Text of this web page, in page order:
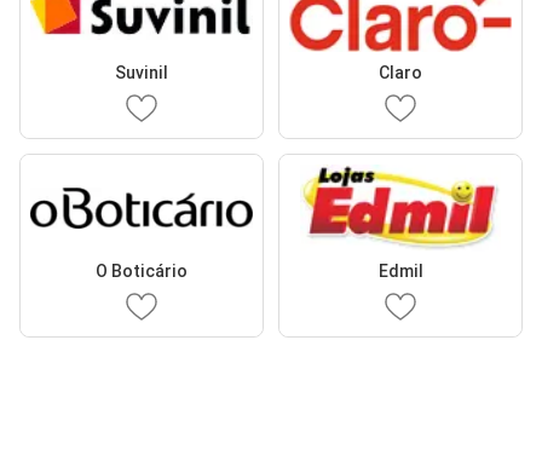
Suvinil Claro
O Boticário Edmil